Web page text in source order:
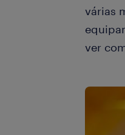
várias
ver